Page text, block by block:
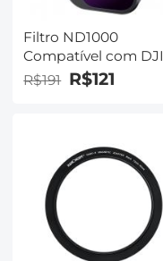
Filtro ND1000
Compatível com DJI
Mini 4 Pro, Filtro Fixo
de 10 Paradas de
Óptico Gimbal Filtro
Seguro
R$191 R$121